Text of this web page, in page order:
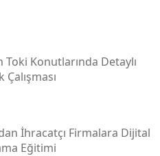
Toki̇ Konutlarında Detaylı
Çalışması
İhracatçı Firmalara Dijital
Eğitimi